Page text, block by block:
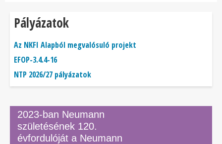
Pályázatok
Az NKFI Alapból megvalósuló projekt
EFOP-3.4.4-16
NTP 2026/27 pályázatok
2023-ban Neumann
születésének 120.
évfordulóját a Neumann